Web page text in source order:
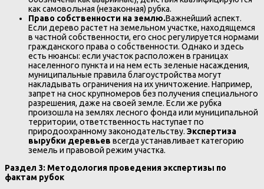
как самовольная (незаконная) рубка.
Право собственности на землю.Важнейший аспект.
Если дерево растет на земельном участке, находящемся
в частной собственности, его снос регулируется нормами
гражданского права о собственности. Однако и здесь
есть нюансы: если участок расположен в границах
населенного пункта и на нем есть зеленые насаждения,
муниципальные правила благоустройства могут
накладывать ограничения на их уничтожение. Например,
запрет на снос крупномеров без получения специального
разрешения, даже на своей земле. Если же рубка
произошла на землях лесного фонда или муниципальной
территории, ответственность наступает по
природоохранному законодательству. Экспертиза
вырубки деревьев всегда устанавливает категорию
земель и правовой режим участка.
Раздел 3: Методология проведения экспертизы по
фактам рубок